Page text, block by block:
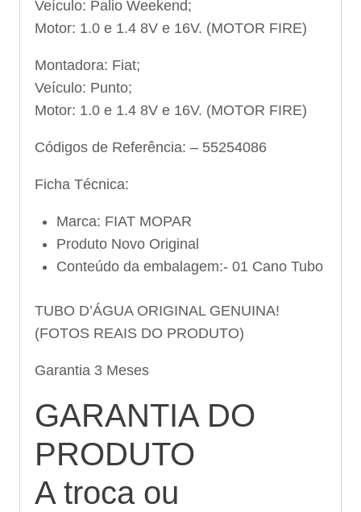
Veículo: Palio Weekend;
Motor: 1.0 e 1.4 8V e 16V. (MOTOR FIRE)
Montadora: Fiat;
Veículo: Punto;
Motor: 1.0 e 1.4 8V e 16V. (MOTOR FIRE)
Códigos de Referência: – 55254086
Ficha Técnica:
Marca: FIAT MOPAR
Produto Novo Original
Conteúdo da embalagem:- 01 Cano Tubo
TUBO D’ÁGUA ORIGINAL GENUINA!
(FOTOS REAIS DO PRODUTO)
Garantia 3 Meses
GARANTIA DO
PRODUTO
A troca ou